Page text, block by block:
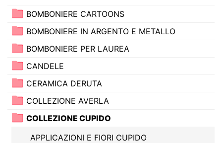
BOMBONIERE CARTOONS
BOMBONIERE IN ARGENTO E METALLO
BOMBONIERE PER LAUREA
CANDELE
CERAMICA DERUTA
COLLEZIONE AVERLA
COLLEZIONE CUPIDO
APPLICAZIONI E FIORI CUPIDO